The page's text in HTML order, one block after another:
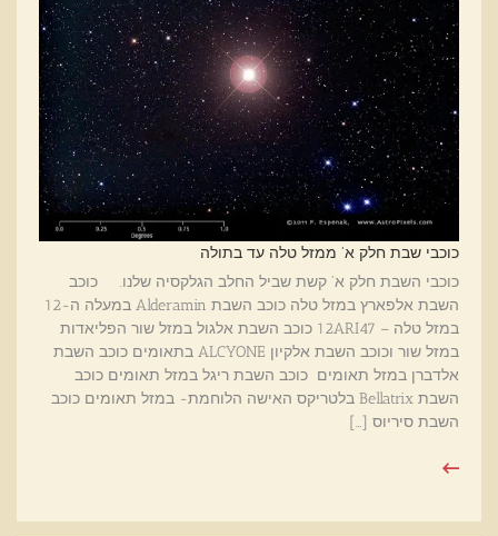
כוכבי שבת חלק א' ממזל טלה עד בתולה
כוכבי השבת חלק א' קשת שביל החלב הגלקסיה שלנו. כוכב
השבת אלפארץ במזל טלה כוכב השבת Alderamin במעלה ה-12
במזל טלה – 12ARI47 כוכב השבת אלגול במזל שור הפליאדות
במזל שור וכוכב השבת אלקיון ALCYONE בתאומים כוכב השבת
אלדברן במזל תאומים כוכב השבת ריגל במזל תאומים כוכב
השבת Bellatrix בלטריקס האישה הלוחמת- במזל תאומים כוכב
השבת סיריוס […]